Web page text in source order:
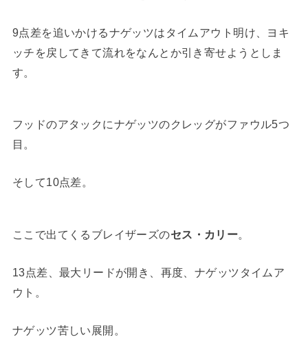
9点差を追いかけるナゲッツはタイムアウト明け、ヨキ
ッチを戻してきて流れをなんとか引き寄せようとしま
す。
フッドのアタックにナゲッツのクレッグがファウル5つ
目。
そして10点差。
ここで出てくるブレイザーズのセス・カリー。
13点差、最大リードが開き、再度、ナゲッツタイムア
ウト。
ナゲッツ苦しい展開。